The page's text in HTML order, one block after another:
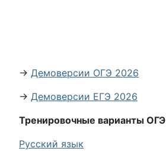
→ Демоверсии ОГЭ 2026
→ Демоверсии ЕГЭ 2026
Тренировочные варианты ОГЭ
Русский язык